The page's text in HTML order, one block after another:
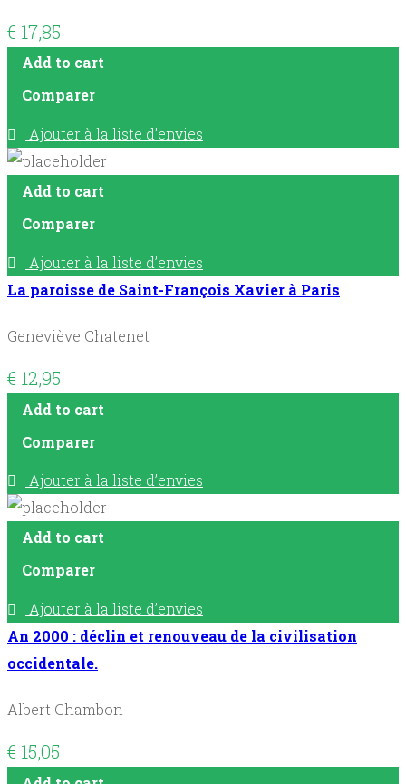
€ 17,85
Add to cart
Comparer
Ajouter à la liste d’envies
Add to cart
Comparer
Ajouter à la liste d’envies
La paroisse de Saint-François Xavier à Paris
Geneviève Chatenet
€ 12,95
Add to cart
Comparer
Ajouter à la liste d’envies
Add to cart
Comparer
Ajouter à la liste d’envies
An 2000 : déclin et renouveau de la civilisation
occidentale.
Albert Chambon
€ 15,05